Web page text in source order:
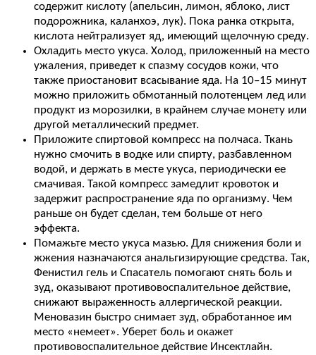
содержит кислоту (апельсин, лимон, яблоко, лист
подорожника, каланхоэ, лук). Пока ранка открыта,
кислота нейтрализует яд, имеющий щелочную среду.
Охладить место укуса. Холод, приложенный на место
ужаления, приведет к спазму сосудов кожи, что
также приостановит всасывание яда. На 10–15 минут
можно приложить обмотанный полотенцем лед или
продукт из морозилки, в крайнем случае монету или
другой металлический предмет.
Приложите спиртовой компресс на полчаса. Ткань
нужно смочить в водке или спирту, разбавленном
водой, и держать в месте укуса, периодически ее
смачивая. Такой компресс замедлит кровоток и
задержит распространение яда по организму. Чем
раньше он будет сделан, тем больше от него
эффекта.
Помажьте место укуса мазью. Для снижения боли и
жжения назначаются анальгизирующие средства. Так,
Фенистил гель и Спасатель помогают снять боль и
зуд, оказывают противовоспалительное действие,
снижают выраженность аллергической реакции.
Меновазин быстро снимает зуд, обработанное им
место «немеет». Уберет боль и окажет
противовоспалительное действие Инсектлайн.